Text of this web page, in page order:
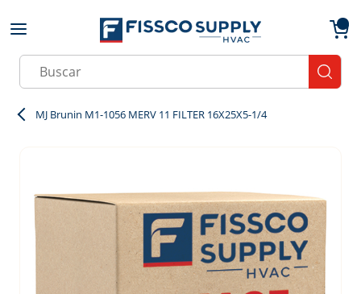
Skip to main content
Site Search
MJ Brunin M1-1056 MERV 11 FILTER 16X25X5-1/4